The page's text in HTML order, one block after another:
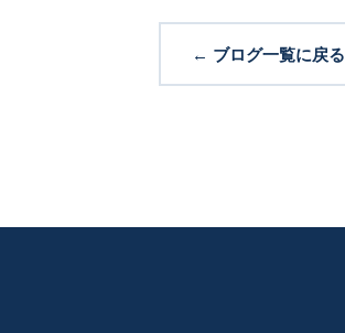
← ブログ一覧に戻る